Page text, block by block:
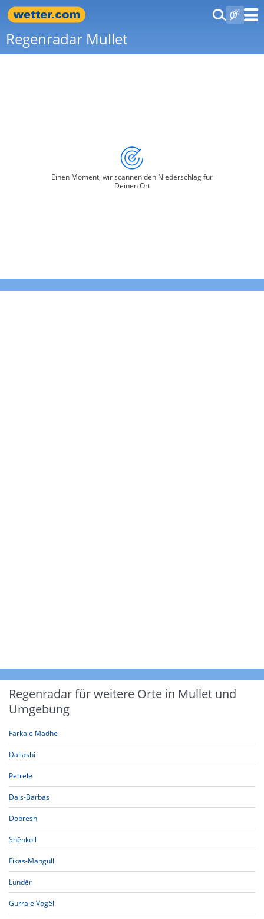
Regenradar Mullet
Einen Moment, wir scannen den Niederschlag für
Deinen Ort
Regenradar für weitere Orte in Mullet und
Umgebung
Farka e Madhe
Dallashi
Petrelë
Dais-Barbas
Dobresh
Shënkoll
Fikas-Mangull
Lundër
Gurra e Vogël